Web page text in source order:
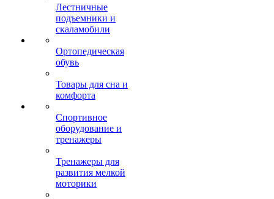
Лестничные
подъемники и
скаламобили
Ортопедическая
обувь
Товары для сна и
комфорта
Спортивное
оборудование и
тренажеры
Тренажеры для
развития мелкой
моторики